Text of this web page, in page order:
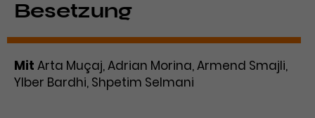
Besetzung
Mit Arta Muçaj, Adrian Morina, Armend Smajli,
Ylber Bardhi, Shpetim Selmani